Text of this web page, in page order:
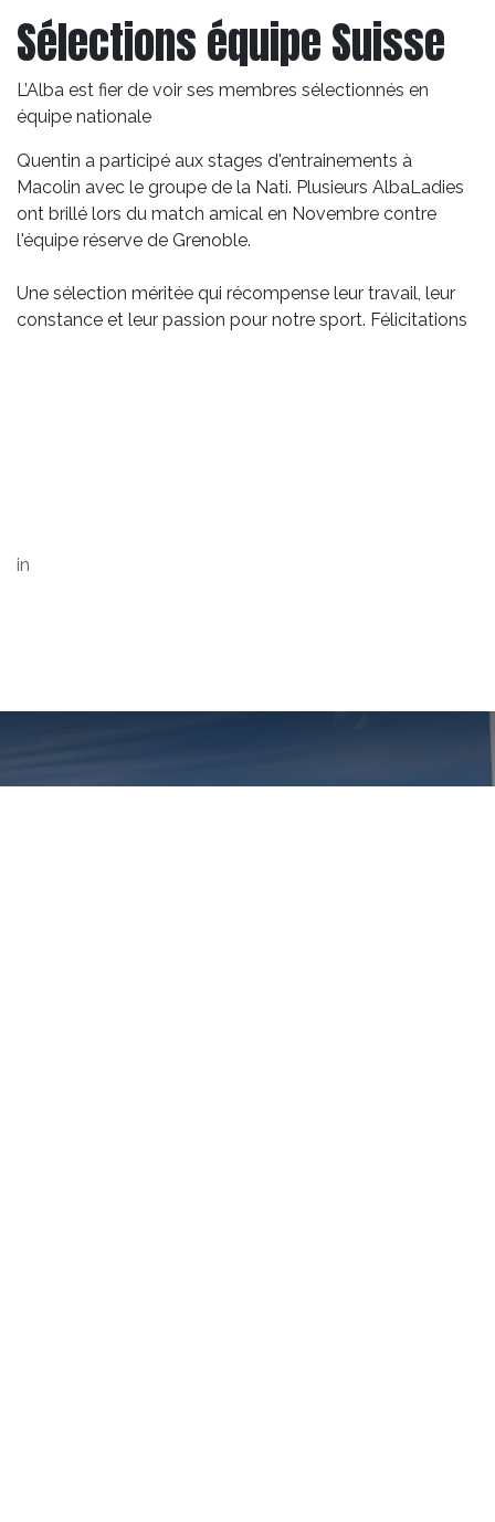
Sélections équipe Suisse
L’Alba est fier de voir ses membres sélectionnés en
équipe nationale
Quentin a participé aux stages d'entrainements à
Macolin avec le groupe de la Nati. Plusieurs AlbaLadies
ont brillé lors du match amical en Novembre contre
l'équipe réserve de Grenoble.
Une sélection méritée qui récompense leur travail, leur
constance et leur passion pour notre sport. Félicitations
in